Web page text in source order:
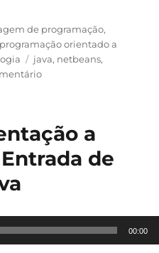
de programação,
programação orientado a
Tags
java, netbeans,
em
Objetos
#5
–
Java
a
de
00:00